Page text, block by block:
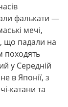
фалькати —
мечі,
що падали на
походять
у Середній
в Японії, з
катани та